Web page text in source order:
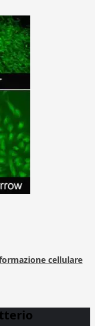
cellulare